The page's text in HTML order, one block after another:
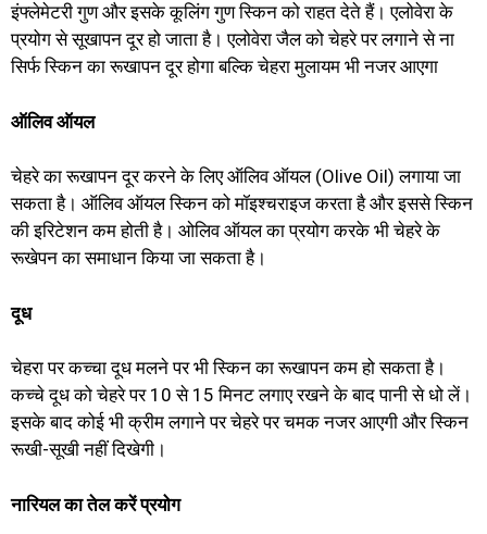
इंफ्लेमेटरी गुण और इसके कूलिंग गुण स्किन को राहत देते हैं। एलोवेरा के
प्रयोग से सूखापन दूर हो जाता है। एलोवेरा जैल को चेहरे पर लगाने से ना
सिर्फ स्किन का रूखापन दूर होगा बल्कि चेहरा मुलायम भी नजर आएगा
ऑलिव ऑयल
चेहरे का रूखापन दूर करने के लिए ऑलिव ऑयल (Olive Oil) लगाया जा
सकता है। ऑलिव ऑयल स्किन को मॉइश्चराइज करता है और इससे स्किन
की इरिटेशन कम होती है। ओलिव ऑयल का प्रयोग करके भी चेहरे के
रूखेपन का समाधान किया जा सकता है।
दूध
चेहरा पर कच्चा दूध मलने पर भी स्किन का रूखापन कम हो सकता है।
कच्चे दूध को चेहरे पर 10 से 15 मिनट लगाए रखने के बाद पानी से धो लें।
इसके बाद कोई भी क्रीम लगाने पर चेहरे पर चमक नजर आएगी और स्किन
रूखी-सूखी नहीं दिखेगी।
नारियल का तेल करें प्रयोग